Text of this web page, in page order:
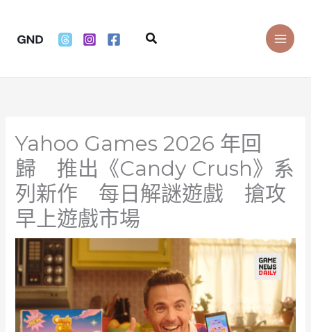
content
Search
Yahoo Games 2026 年回
歸 推出《Candy Crush》系
列新作 每日解謎遊戲 搶攻
早上遊戲市場